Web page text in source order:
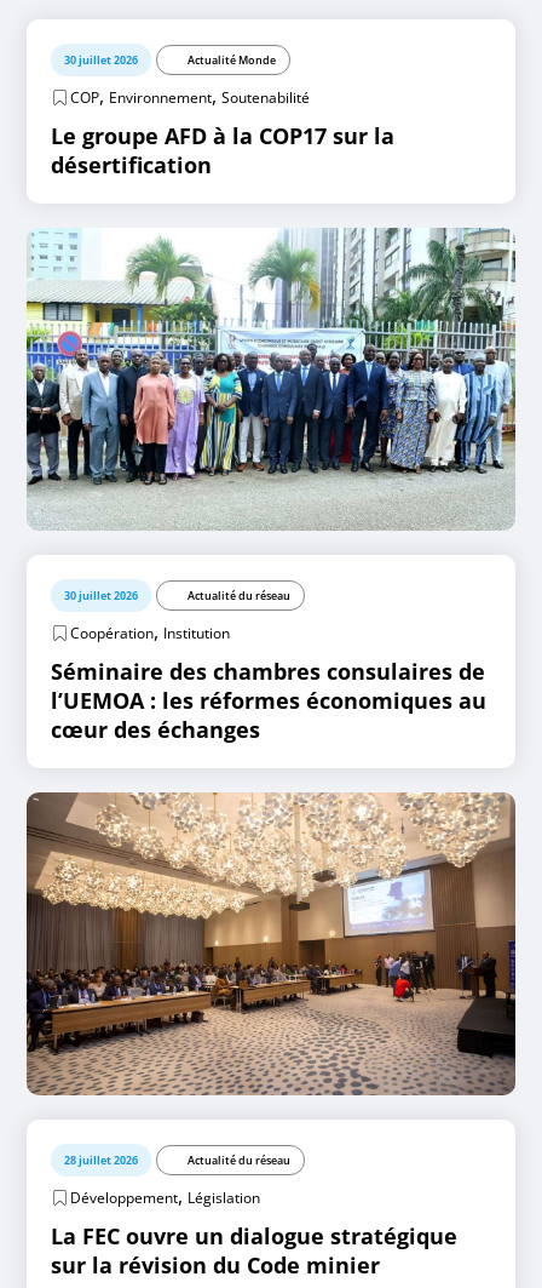
30 juillet 2026 Actualité Monde
COP, Environnement,Soutenabilité
Le groupe AFD à la COP17 sur la
désertification
30 juillet 2026 Actualité du réseau
Coopération, Institution
Séminaire des chambres consulaires de
l’UEMOA : les réformes économiques au
cœur des échanges
28 juillet 2026 Actualité du réseau
Développement, Législation
La FEC ouvre un dialogue stratégique
sur la révision du Code minier